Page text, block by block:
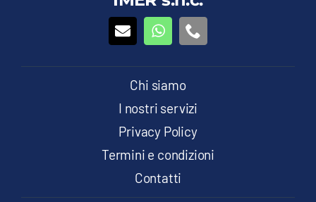
essere
scelte
nella
del
prodotto
Chi siamo
I nostri servizi
Privacy Policy
Termini e condizioni
Contatti